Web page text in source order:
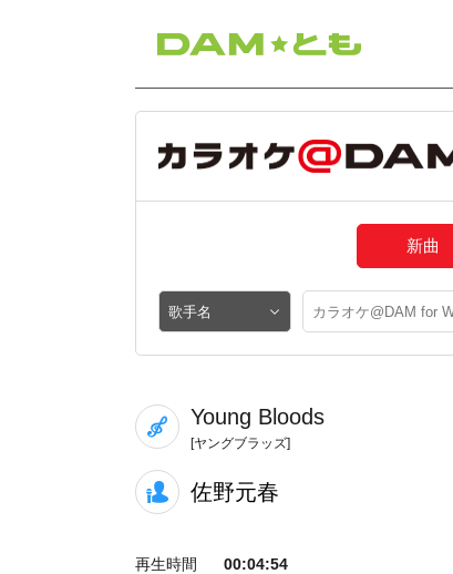
新曲
Young Bloods
[ヤングブラッズ]
佐野元春
再生時間
00:04:54